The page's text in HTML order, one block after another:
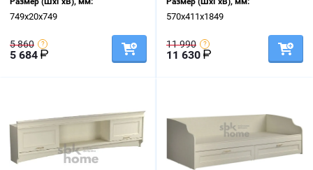
749х20х749
5 860
5 684
570х411х1849
11 990
11 630